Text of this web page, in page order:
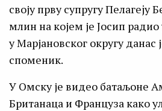
своју прву супругу Пелагеjy
млин на којем је Јосип
у Марјановског округу данас
споменик.
У Омску је видео батаљоне
Британаца и Француза како